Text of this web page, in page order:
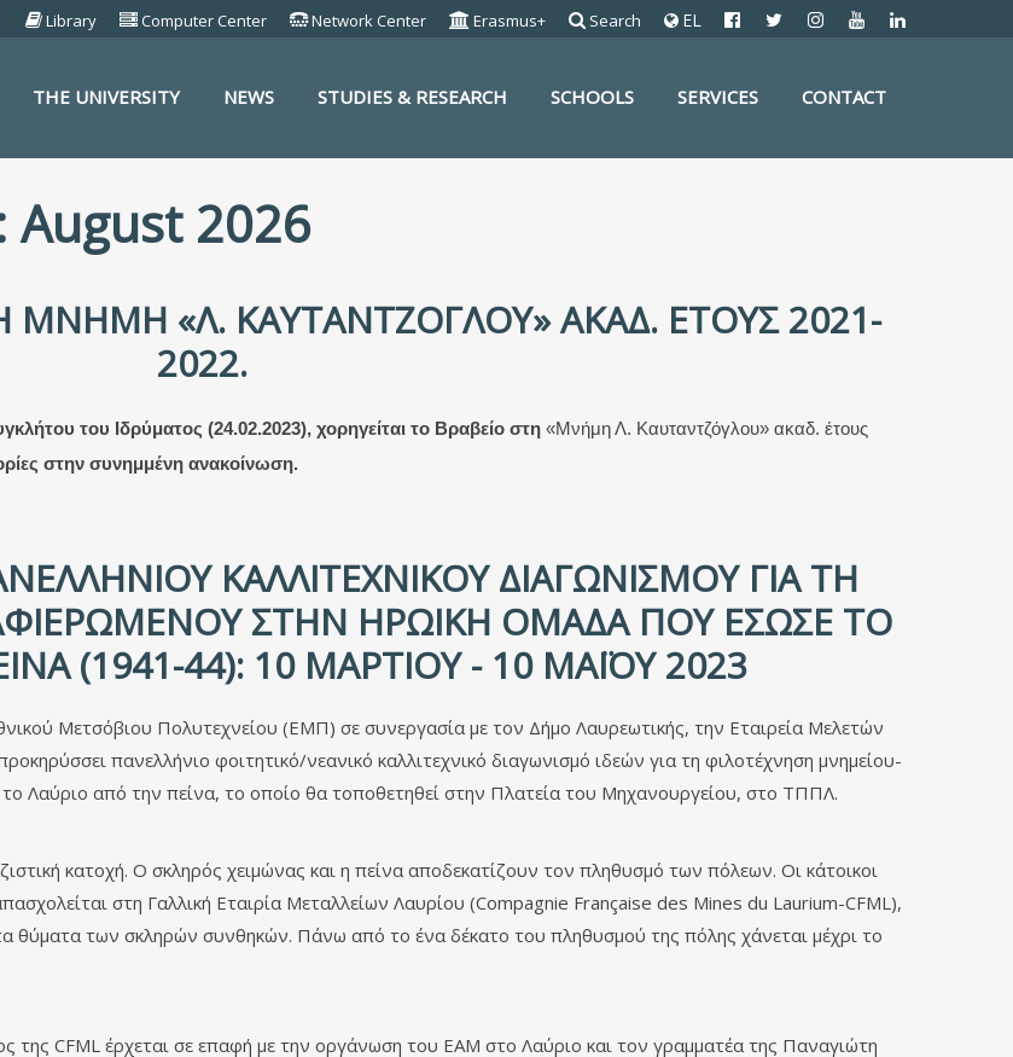
EL
Library Computer Center Network Center Erasmus+ Search
THE UNIVERSITY NEWS STUDIES & RESEARCH SCHOOLS SERVICES CONTACT
2026
ΜΝΉΜΗ «Λ. ΚΑΥΤΑΝΤΖΌΓΛΟΥ» ΑΚΑΔ. ΈΤΟΥΣ 2021-
2022.
του Ιδρύματος (24.02.2023), χορηγείται το Βραβείο στη «Μνήμη Λ. Καυταντζόγλου» ακαδ. έτους
στην συνημμένη ανακοίνωση.
ΚΑΛΛΙΤΕΧΝΙΚΟΎ ΔΙΑΓΩΝΙΣΜΟΎ ΓΙΑ ΤΗ
ΣΤΗΝ ΗΡΩΙΚΉ ΟΜΆΔΑ ΠΟΥ ΈΣΩΣΕ ΤΟ
(1941-44): 10 ΜΑΡΤΊΟΥ - 10 ΜΑΪ́ΟΥ 2023
Μετσόβιου Πολυτεχνείου (ΕΜΠ) σε συνεργασία με τον Δήμο Λαυρεωτικής, την Εταιρεία Μελετών
πανελλήνιο φοιτητικό/νεανικό καλλιτεχνικό διαγωνισμό ιδεών για τη φιλοτέχνηση μνημείου-
Λαύριο από την πείνα, το οποίο θα τοποθετηθεί στην Πλατεία του Μηχανουργείου, στο ΤΠΠΛ.
κατοχή. Ο σκληρός χειμώνας και η πείνα αποδεκατίζουν τον πληθυσμό των πόλεων. Οι κάτοικοι
στη Γαλλική Εταιρία Μεταλλείων Λαυρίου (Compagnie Française des Mines du Laurium-CFML),
θύματα των σκληρών συνθηκών. Πάνω από το ένα δέκατο του πληθυσμού της πόλης χάνεται μέχρι το
CFML έρχεται σε επαφή με την οργάνωση του ΕΑΜ στο Λαύριο και τον γραμματέα της Παναγιώτη